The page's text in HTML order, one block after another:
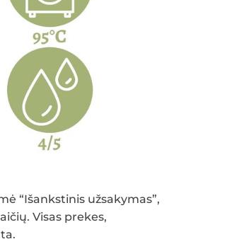
“Išankstinis užsakymas”,
Visas prekes,